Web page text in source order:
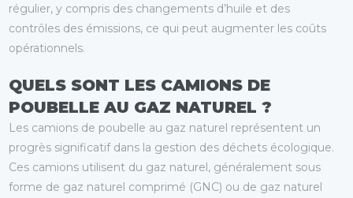
régulier, y compris des changements d’huile et des
contrôles des émissions, ce qui peut augmenter les coûts
opérationnels.
QUELS SONT LES CAMIONS DE
POUBELLE AU GAZ NATUREL ?
Les camions de poubelle au gaz naturel représentent un
progrès significatif dans la gestion des déchets écologique.
Ces camions utilisent du gaz naturel, généralement sous
forme de gaz naturel comprimé (GNC) ou de gaz naturel